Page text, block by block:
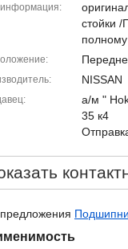
стойки
NISSAN
а/м "
35 к4